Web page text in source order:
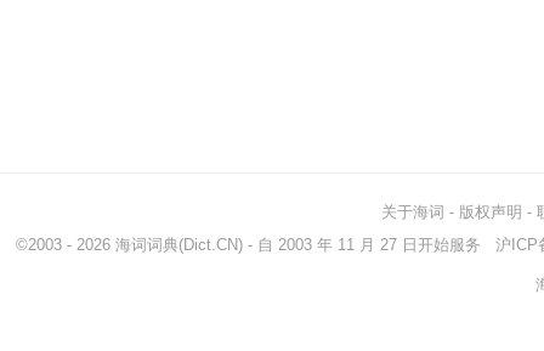
关于海词 - 版权声明 -
©2003 - 2026 海词词典(Dict.CN) - 自 2003 年 11 月 27 日开始服务 沪ICP